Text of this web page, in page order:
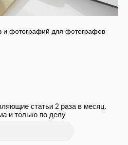
и фотографий для фотографов
статьи 2 раза в месяц.
и только по делу